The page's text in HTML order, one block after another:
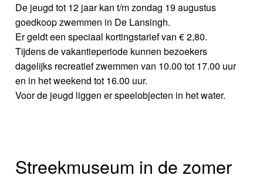
De jeugd tot 12 jaar kan t/m zondag 19 augustus
goedkoop zwemmen in De Lansingh.
Er geldt een speciaal kortingstarief van € 2,80.
Tijdens de vakantieperiode kunnen bezoekers
dagelijks recreatief zwemmen van 10.00 tot 17.00 uur
en in het weekend tot 16.00 uur.
Voor de jeugd liggen er speelobjecten in het water.
Streekmuseum in de zomer